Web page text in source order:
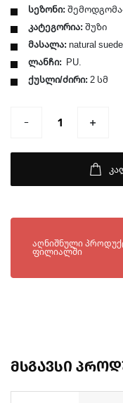
სეზონი:
კატეგორია: შუზი
მასალა: natural suede
ლანჩი: PU.
ქუსლი/ძირი: 2 სმ
ხელმისაწვდომია
აღნიშნული
ფილიალში
მსგავსი